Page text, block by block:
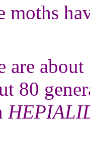
are
80